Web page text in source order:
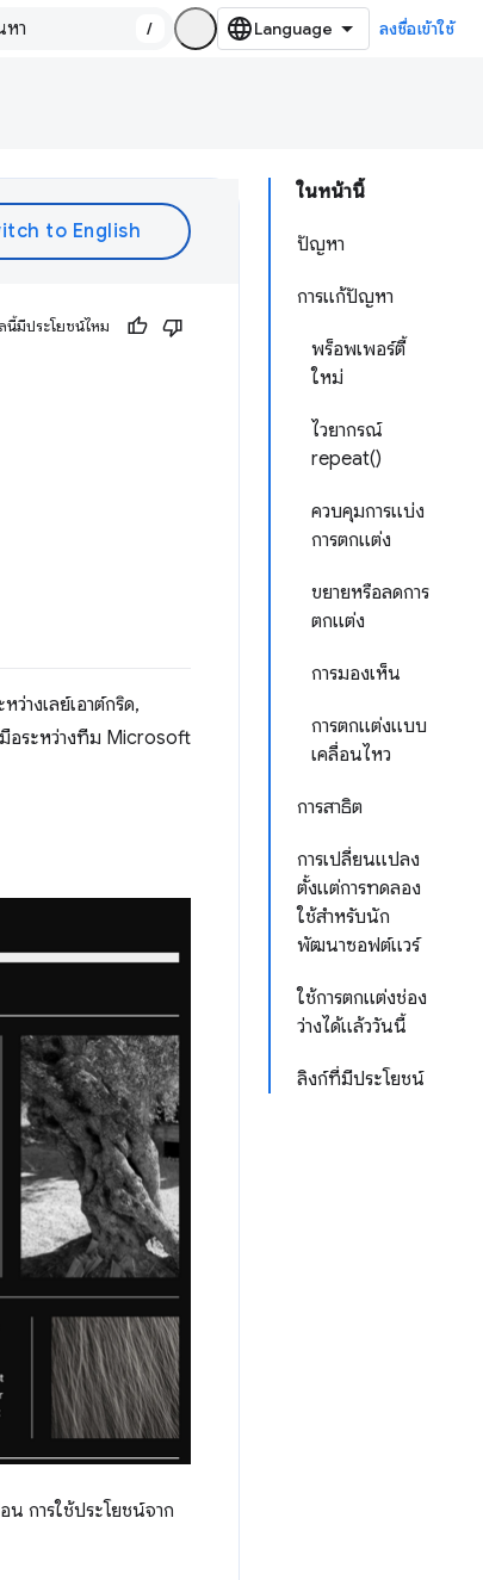
/ ลงชื่อเข้าใช้
ในหน้านี้
ปัญหา
การแก้ปัญหา
พร็อพเพอร์ตี้
ใหม่
ไวยากรณ์
repeat()
ควบคุมการแบ่ง
การตกแต่ง
ขยายหรือลดการ
ตกแต่ง
การมองเห็น
การตกแต่งแบบ
เคลื่อนไหว
การสาธิต
การเปลี่ยนแปลง
ตั้งแต่การทดลอง
ใช้สำหรับนัก
พัฒนาซอฟต์แวร์
ใช้การตกแต่งช่อง
ว่างได้แล้ววันนี้
ลิงก์ที่มีประโยชน์
นี้มีประโยชน์ไหม
างเลย์เอาต์กริด,
อระหว่างทีม Microsoft
น การใช้ประโยชน์จาก